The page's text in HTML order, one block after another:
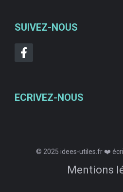
SUIVEZ-NOUS
ECRIVEZ-NOUS
© 2025 idees-utiles.fr ❤️
Mentions